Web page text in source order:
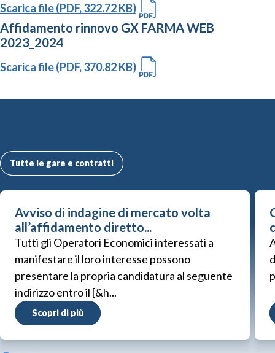
Scarica file (PDF, 322.72 KB)
Affidamento rinnovo GX FARMA WEB
2023_2024
Scarica file (PDF, 370.82 KB)
Tutte le gare e contratti
Avviso di indagine di mercato volta
all’affidamento diretto...
Tutti gli Operatori Economici interessati a
manifestare il loro interesse possono
presentare la propria candidatura al seguente
indirizzo entro il [&h...
Scopri di più